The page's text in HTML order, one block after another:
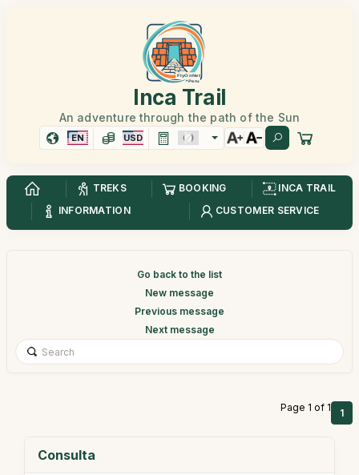
Inca Trail
An adventure through the path of the Sun
EN USD
TREKS BOOKING
INCA TRAIL
INFORMATION
CUSTOMER SERVICE
Go back to the list
New message
Previous message
Next message
Page 1 of 1 1
Consulta